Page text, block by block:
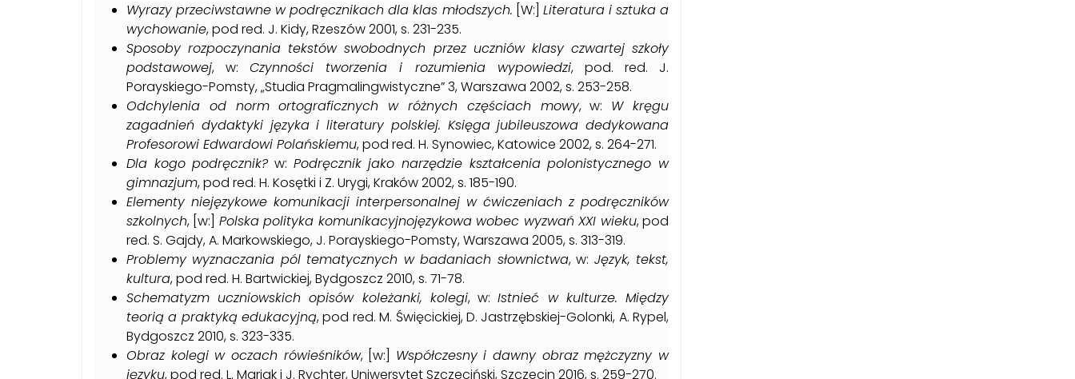
Wyrazy przeciwstawne w podręcznikach dla klas młodszych. [W:] Literatura i sztuka a
wychowanie, pod red. J. Kidy, Rzeszów 2001, s. 231-235.
Sposoby rozpoczynania tekstów swobodnych przez uczniów klasy czwartej szkoły
podstawowej, w:Czynności tworzenia i rozumienia wypowiedzi, pod. red. J.
Porayskiego-Pomsty, „Studia Pragmalingwistyczne” 3, Warszawa 2002, s. 253-258.
Odchylenia od norm ortograficznych w różnych częściach mowy, w: W kręgu
zagadnień dydaktyki języka i literatury polskiej. Księga jubileuszowa dedykowana
Profesorowi Edwardowi Polańskiemu, pod red. H. Synowiec, Katowice 2002, s. 264-271.
Dla kogo podręcznik?w: Podręcznik jako narzędzie kształcenia polonistycznego w
gimnazjum, pod red. H. Kosętki i Z. Urygi, Kraków 2002, s. 185-190.
Elementy niejęzykowe komunikacji interpersonalnej w ćwiczeniach z podręczników
szkolnych, [w:] Polska polityka komunikacyjnojęzykowa wobec wyzwań XXI wieku, pod
red. S. Gajdy, A. Markowskiego, J. Porayskiego-Pomsty, Warszawa 2005, s. 313-319.
Problemy wyznaczania pól tematycznych w badaniach słownictwa, w: Język, tekst,
kultura, pod red. H. Bartwickiej, Bydgoszcz 2010, s. 71-78.
Schematyzm uczniowskich opisów koleżanki, kolegi, w:Istnieć w kulturze. Między
teorią a praktyką edukacyjną, pod red. M. Święcickiej, D. Jastrzębskiej-Golonki, A. Rypel,
Bydgoszcz 2010, s. 323-335.
Obraz kolegi w oczach rówieśników, [w:] Współczesny i dawny obraz mężczyzny w
języku, pod red. L. Mariak i J. Rychter, Uniwersytet Szczeciński, Szczecin 2016, s. 259-270.